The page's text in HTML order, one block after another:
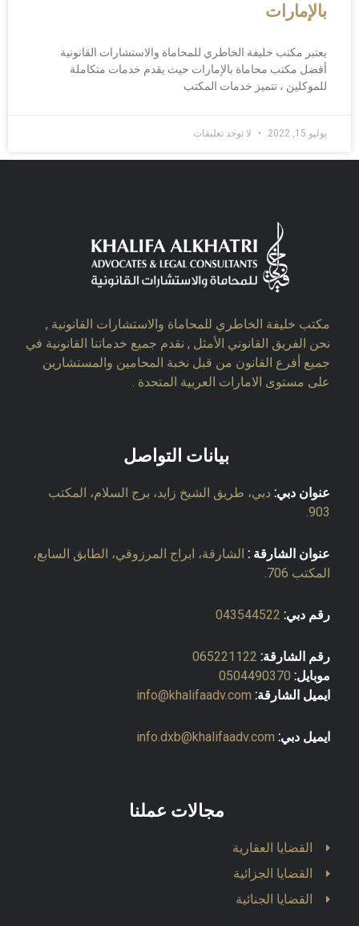
بالإمارات
يعتبر مكتب خليفة الخاطري للمحاماة والاستشارات القانونية
أفضل مكتب محاماة بالإمارات حيث يقدم خدمات متكاملة
للموكلين ، تتميز خدمات المكتب
يوليو 15, 2022 لا توجد تعليقات
مكتب خليفة الخاطري للمحاماة والاستشارات القانونية ,
نحن الفريق القانوني الأمثل , نقدم جميع خدماتنا القانونية في
جميع أفرع القانون من قبل نخبة المحامين والمستشارين
على مستوى الامارات العربية المتحدة .
بيانات التواصل
عنوان دبي: دبي، طريق الشيخ زايد، برج السلام، المكتب
903.
عنوان الشارقة : الشارقة، ابراج المرزوقي، الطابق السابع،
المكتب 706.
رقم دبي: 043544522
رقم الشارقة: 065221122
موبايل: 0504490370
ايميل الشارقة: info@khalifaadv.com
ايميل دبي: info.dxb@khalifaadv.com
مجالات عملنا
القضايا العقارية
القضايا الجزائية
القضايا الجنائية